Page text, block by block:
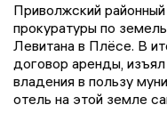
Приволжский
прокуратуры по
Левитана в Плёсе. В
договор аренды,
владения в пользу
отель на этой земле